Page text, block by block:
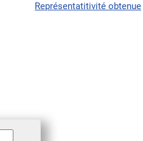
Représentatitivité obtenue
- Représentativité obtenue